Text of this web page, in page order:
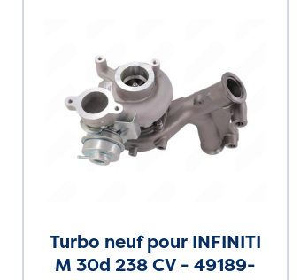
Turbo neuf pour INFINITI
M 30d 238 CV - 49189-